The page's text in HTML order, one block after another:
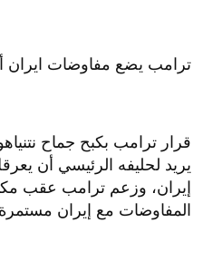
ترامب يضع مفاوضات ايران
قرار ترامب بكبح جماح
يريد لحليفه الرئيسي أن
إيران، وزعم ترامب عقب
المفاوضات مع إيران